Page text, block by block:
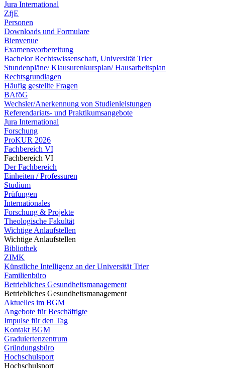
Jura International
ZfjE
Personen
Downloads und Formulare
Bienvenue
Examensvorbereitung
Bachelor Rechtswissenschaft, Universität Trier
Stundenpläne/ Klausurenkursplan/ Hausarbeitsplan
Rechtsgrundlagen
Häufig gestellte Fragen
BAföG
Wechsler/Anerkennung von Studienleistungen
Referendariats- und Praktikumsangebote
Jura International
Forschung
ProKUR 2026
Fachbereich VI
Fachbereich VI
Der Fachbereich
Einheiten / Professuren
Studium
Prüfungen
Internationales
Forschung & Projekte
Theologische Fakultät
Wichtige Anlaufstellen
Wichtige Anlaufstellen
Bibliothek
ZIMK
Künstliche Intelligenz an der Universität Trier
Familienbüro
Betriebliches Gesundheitsmanagement
Betriebliches Gesundheitsmanagement
Aktuelles im BGM
Angebote für Beschäftigte
Impulse für den Tag
Kontakt BGM
Graduiertenzentrum
Gründungsbüro
Hochschulsport
Hochschulsport